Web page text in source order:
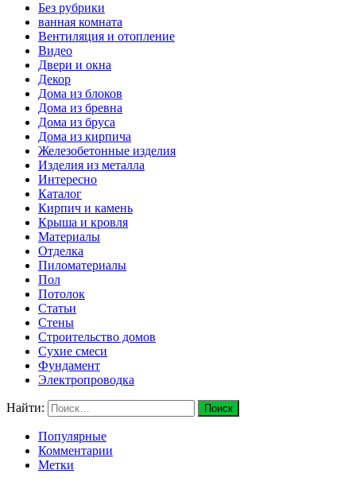
Без рубрики
ванная комната
Вентиляция и отопление
Видео
Двери и окна
Декор
Дома из блоков
Дома из бревна
Дома из бруса
Дома из кирпича
Железобетонные изделия
Изделия из металла
Интересно
Каталог
Кирпич и камень
Крыша и кровля
Материалы
Отделка
Пиломатериалы
Пол
Потолок
Статьи
Стены
Строительство домов
Сухие смеси
Фундамент
Электропроводка
Найти:
Популярные
Комментарии
Метки